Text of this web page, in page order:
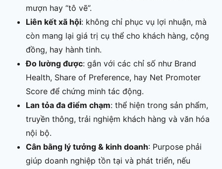
mượn hay “tô vẽ”.
Liên kết xã hội: không chỉ phục vụ lợi nhuận, mà
còn mang lại giá trị cụ thể cho khách hàng, cộng
đồng, hay hành tinh.
Đo lường được: gắn với các chỉ số như Brand
Health, Share of Preference, hay Net Promoter
Score để chứng minh tác động.
Lan tỏa đa điểm chạm: thể hiện trong sản phẩm,
truyền thông, trải nghiệm khách hàng và văn hóa
nội bộ.
Cân bằng lý tưởng & kinh doanh: Purpose phải
giúp doanh nghiệp tồn tại và phát triển, nếu